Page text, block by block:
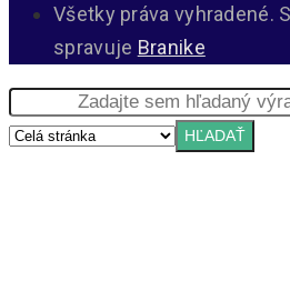
Všetky práva vyhradené.
spravuje Branike